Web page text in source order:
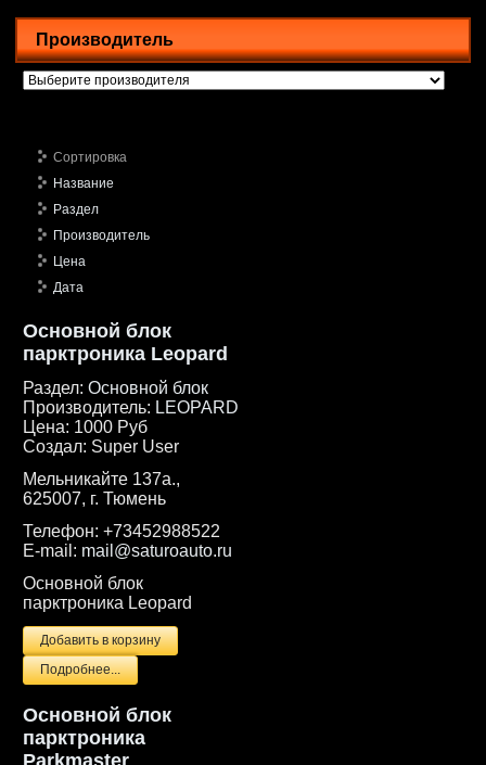
Производитель
Сортировка
Название
Раздел
Производитель
Цена
Дата
Основной блок
парктроника Leopard
Раздел:Основной блок
Производитель: LEOPARD
Цена: 1000 Руб
Создал: Super User
Мельникайте 137а.,
625007, г. Тюмень
Телефон:+73452988522
E-mail: mail@saturoauto.ru
Основной блок
парктроника Leopard
Подробнее...
Основной блок
парктроника